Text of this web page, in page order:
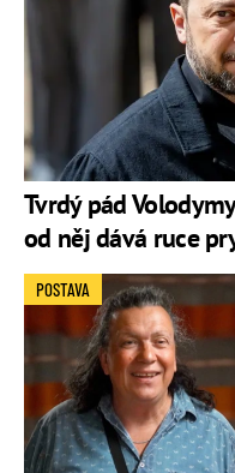
Tvrdý pád
od něj dává ruce
POSTAVA